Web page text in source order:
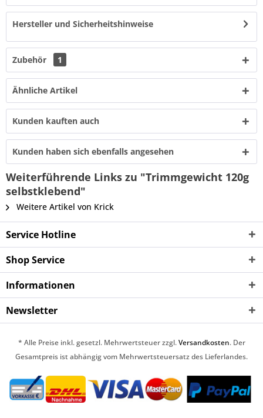
Hersteller und Sicherheitshinweise
Zubehör 1
Ähnliche Artikel
Kunden kauften auch
Kunden haben sich ebenfalls angesehen
Weiterführende Links zu "Trimmgewicht 120g
selbstklebend"
Weitere Artikel von Krick
Service Hotline
Shop Service
Informationen
Newsletter
* Alle Preise inkl. gesetzl. Mehrwertsteuer zzgl.Versandkosten. Der
Gesamtpreis ist abhängig vom Mehrwertsteuersatz des Lieferlandes.